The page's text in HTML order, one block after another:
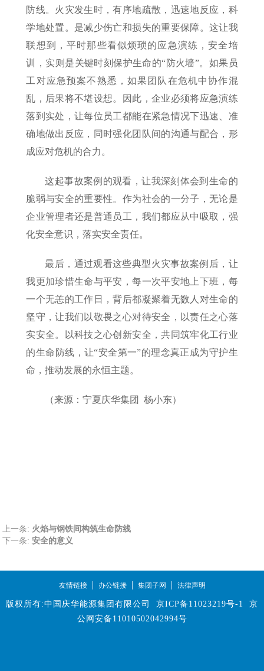
防线。火灾发生时，有序地疏散，迅速地反应，科
学地处置。是减少伤亡和损失的重要保障。这让我
联想到，平时那些看似烦琐的应急演练，安全培
训，实则是关键时刻保护生命的“防火墙”。如果员
工对应急预案不熟悉，如果团队在危机中协作混
乱，后果将不堪设想。因此，企业必须将应急演练
落到实处，让每位员工都能在紧急情况下迅速、准
确地做出反应，同时强化团队间的沟通与配合，形
成应对危机的合力。
这起事故案例的观看，让我深刻体会到生命的
脆弱与安全的重要性。作为社会的一分子，无论是
企业管理者还是普通员工，我们都应从中吸取，强
化安全意识，落实安全责任。
最后，通过观看这些典型火灾事故案例后，让
我更加珍惜生命与平安，每一次平安地上下班，每
一个无恙的工作日，背后都凝聚着无数人对生命的
坚守，让我们以敬畏之心对待安全，以责任之心落
实安全。以科技之心创新安全，共同筑牢化工行业
的生命防线，让“安全第一”的理念真正成为守护生
命，推动发展的永恒主题。
（来源：宁夏庆华集团 杨小东）
上一条: 火焰与钢铁间构筑生命防线
下一条:安全的意义
友情链接 | 办公链接 | 集团子网 | 法律声明
版权所有:中国庆华能源集团有限公司 京ICP备11023219号-1
京
公网安备11010502042994号